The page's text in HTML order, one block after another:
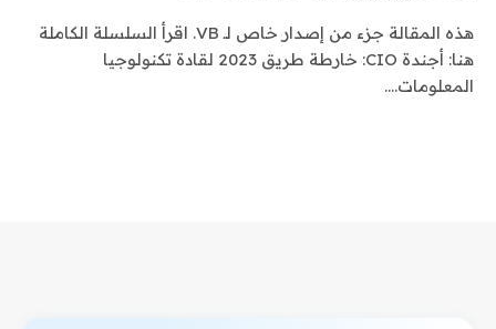
هذه المقالة جزء من إصدار خاص لـ VB. اقرأ السلسلة الكاملة
هنا: أجندة CIO: خارطة طريق 2023 لقادة تكنولوجيا
المعلومات.…